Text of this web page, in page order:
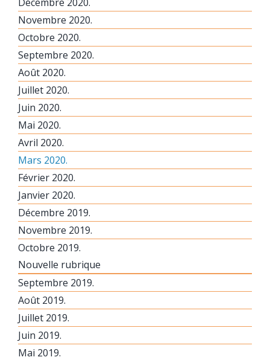
Novembre 2020.
Octobre 2020.
Septembre 2020.
Août 2020.
Juillet 2020.
Juin 2020.
Mai 2020.
Avril 2020.
Mars 2020.
Février 2020.
Janvier 2020.
Décembre 2019.
Novembre 2019.
Octobre 2019.
Nouvelle rubrique
Septembre 2019.
Août 2019.
Juillet 2019.
Juin 2019.
Mai 2019.